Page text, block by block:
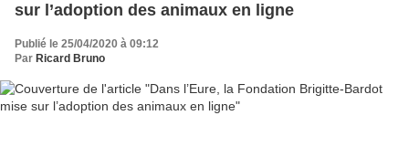
sur l’adoption des animaux en ligne
Publié le 25/04/2020 à 09:12
Par Ricard Bruno